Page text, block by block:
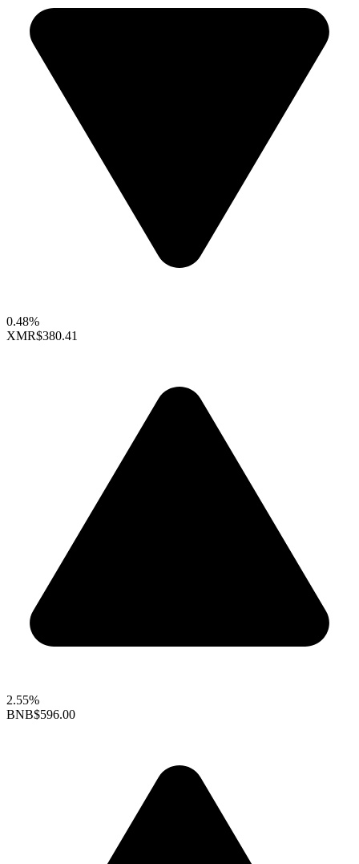
0.48%
XMR$380.41
2.55%
BNB$596.00